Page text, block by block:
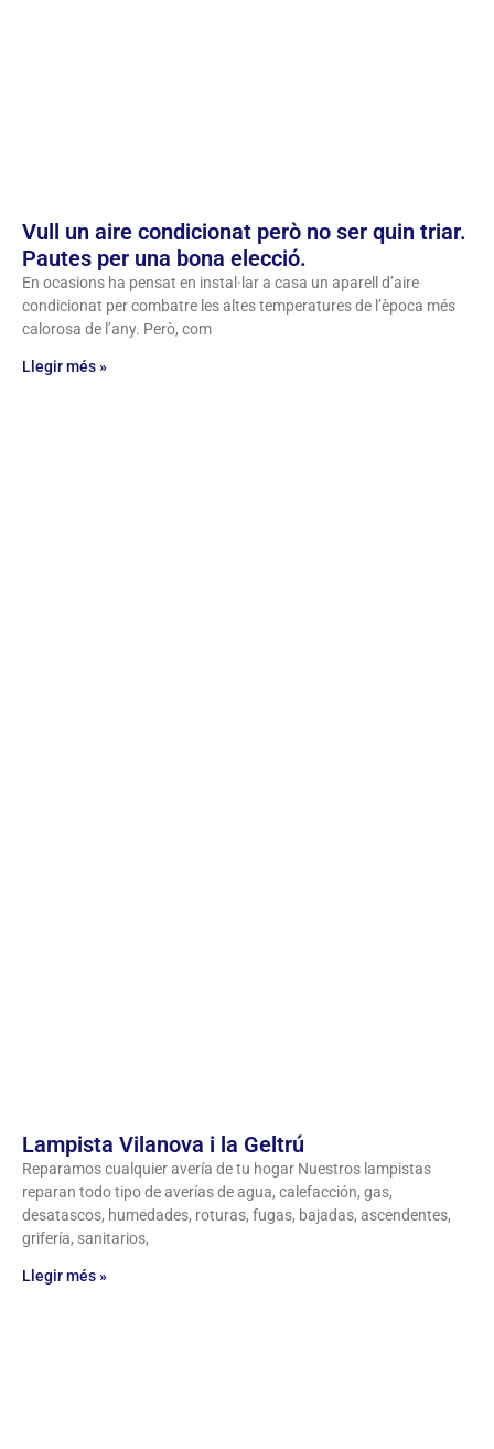
Vull un aire condicionat però no ser quin triar.
Pautes per una bona elecció.
En ocasions ha pensat en instal·lar a casa un aparell d’aire
condicionat per combatre les altes temperatures de l’època més
calorosa de l’any. Però, com
Llegir més »
Lampista Vilanova i la Geltrú
Reparamos cualquier avería de tu hogar Nuestros lampistas
reparan todo tipo de averías de agua, calefacción, gas,
desatascos, humedades, roturas, fugas, bajadas, ascendentes,
grifería, sanitarios,
Llegir més »